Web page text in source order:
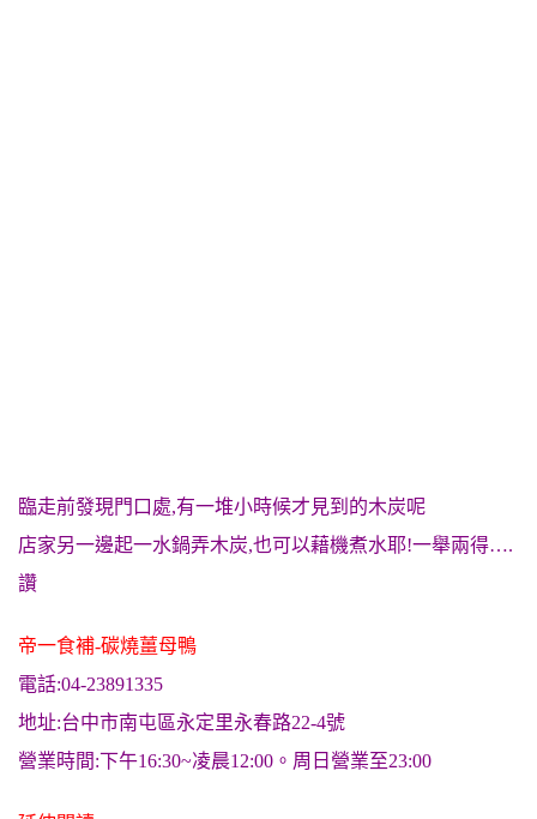
臨走前發現門口處,有一堆小時候才見到的木炭呢
店家另一邊起一水鍋弄木炭,也可以藉機煮水耶!一舉兩得….
讚
帝一食補-碳燒薑母鴨
電話:04-23891335
地址:台中市南屯區永定里永春路22-4號
營業時間:下午16:30~凌晨12:00。周日營業至23:00